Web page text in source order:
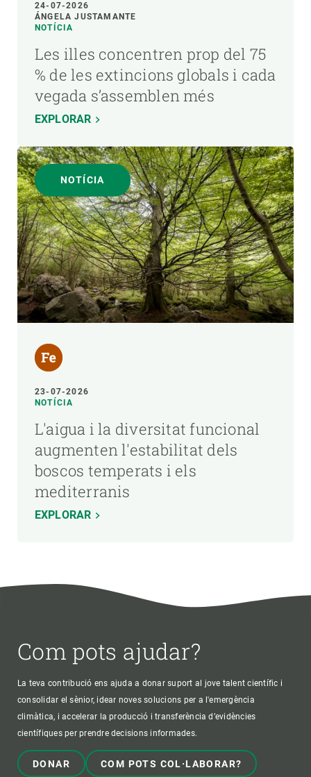
24-07-2026
ÁNGELA JUSTAMANTE
NOTÍCIA
Les illes concentren prop del 75
% de les extincions globals i cada
vegada s’assemblen més
EXPLORAR
NOTÍCIA
23-07-2026
NOTÍCIA
L'aigua i la diversitat funcional
augmenten l'estabilitat dels
boscos temperats i els
mediterranis
EXPLORAR
Com pots ajudar?
La teva contribució ens ajuda a donar suport al jove talent científic i
consolidar el sènior, idear noves solucions per a l'emergència
climàtica, i accelerar la producció i transferència d’evidències
científiques per prendre decisions informades.
DONAR COM POTS COL·LABORAR?